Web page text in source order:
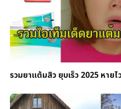
รวมยาแต้มสิว ยุบเร็ว 2025 หายไ